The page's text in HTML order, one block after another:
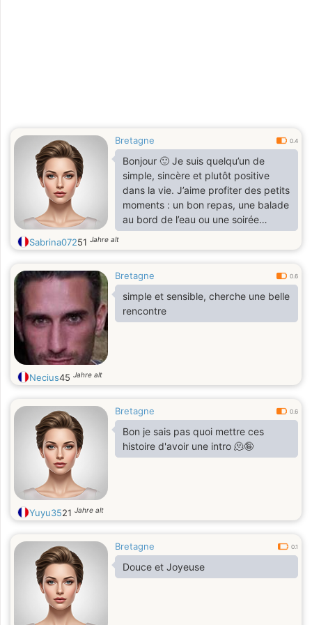
Bretagne 0.4
Bonjour 🙂 Je suis quelqu’un de
simple, sincère et plutôt positive
dans la vie. J’aime profiter des petits
moments : un bon repas, une balade
au bord de l’eau ou une soirée
tranquille devant un film. Je suis ici
pour faire une belle rencontre,
construire quelque chose de vrai.
J’apprécie les personnes
respectueuses, avec de l’humour et
un minimum de maturité. Si tu es
Sabrina07251 Jahre alt
Bretagne 0.6
simple et sensible, cherche une belle
rencontre
Necius45 Jahre alt
Bretagne 0.6
Bon je sais pas quoi mettre ces
histoire d'avoir une intro 🫠🤪
Yuyu3521 Jahre alt
Bretagne 0.1
Douce et Joyeuse